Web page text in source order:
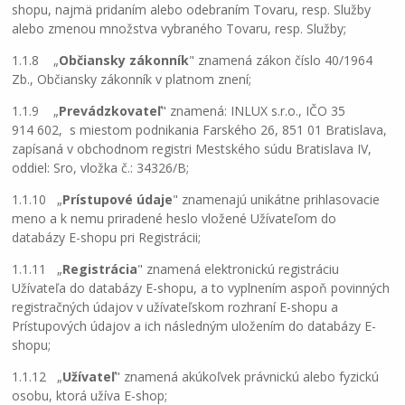
shopu, najmä pridaním alebo odebraním Tovaru, resp. Služby
alebo zmenou množstva vybraného Tovaru, resp. Služby;
1.1.8 „Občiansky zákonník" znamená zákon číslo 40/1964
Zb., Občiansky zákonník v platnom znení;
1.1.9 „Prevádzkovateľ" znamená: INLUX s.r.o., IČO 35
914 602, s miestom podnikania Farského 26, 851 01 Bratislava,
zapísaná v obchodnom registri Mestského súdu Bratislava IV,
oddiel: Sro, vložka č.: 34326/B;
1.1.10 „Prístupové údaje" znamenajú unikátne prihlasovacie
meno a k nemu priradené heslo vložené Užívateľom do
databázy E-shopu pri Registrácii;
1.1.11 „Registrácia" znamená elektronickú registráciu
Užívateľa do databázy E-shopu, a to vyplnením aspoň povinných
registračných údajov v užívateľskom rozhraní E-shopu a
Prístupových údajov a ich následným uložením do databázy E-
shopu;
1.1.12 „Užívateľ" znamená akúkoľvek právnickú alebo fyzickú
osobu, ktorá užíva E-shop;